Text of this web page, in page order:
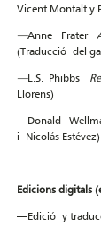
Vicent Montalt y
—Anne Frater
(Traducció del
—L.S. Phibbs
Llorens)
—Donald
i Nicolás Estévez)
Edicions digitals
—Edició y